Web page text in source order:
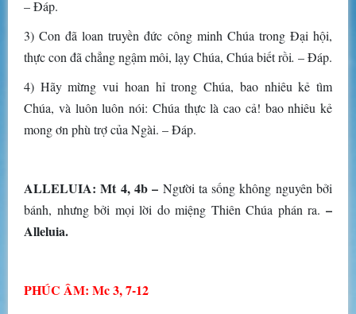
– Đáp.
3) Con đã loan truyền đức công minh Chúa trong Đại hội,
thực con đã chẳng ngậm môi, lạy Chúa, Chúa biết rồi. – Đáp.
4) Hãy mừng vui hoan hỉ trong Chúa, bao nhiêu kẻ tìm
Chúa, và luôn luôn nói: Chúa thực là cao cả! bao nhiêu kẻ
mong ơn phù trợ của Ngài. – Đáp.
ALLELUIA: Mt 4, 4b – Người ta sống không nguyên bởi
bánh, nhưng bởi mọi lời do miệng Thiên Chúa phán ra. –
Alleluia.
PHÚC ÂM: Mc 3, 7-12